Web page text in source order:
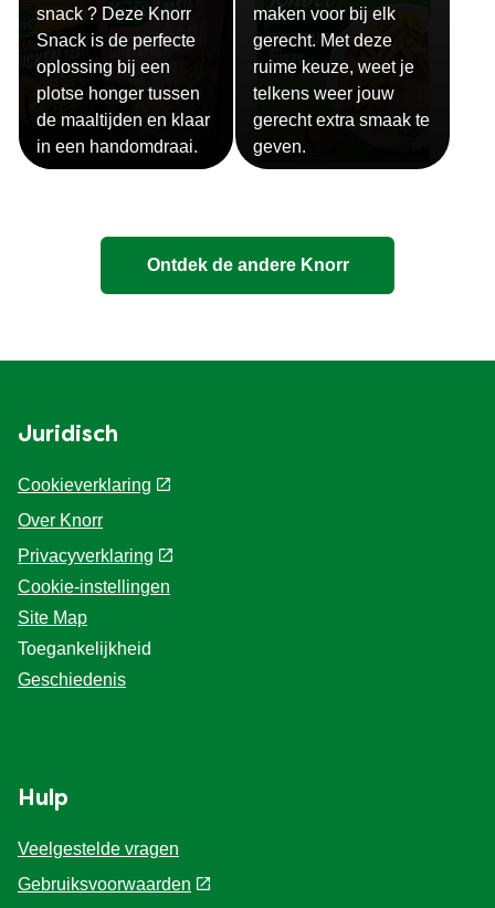
snack ? Deze Knorr
Snack is de perfecte
oplossing bij een
plotse honger tussen
de maaltijden en klaar
in een handomdraai.
maken voor bij elk
gerecht. Met deze
ruime keuze, weet je
telkens weer jouw
gerecht extra smaak te
geven.
Ontdek de andere Knorr
Juridisch
Cookieverklaring
Over Knorr
Privacyverklaring
Cookie-instellingen
Site Map
Toegankelijkheid
Geschiedenis
Hulp
Veelgestelde vragen
Gebruiksvoorwaarden